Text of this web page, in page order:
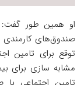
او همین طور گفت:
صندوق‌های کارمندی
توقع برای تامین
مشابه سازی برای